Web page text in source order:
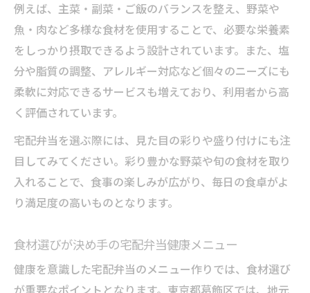
例えば、主菜・副菜・ご飯のバランスを整え、野菜や
魚・肉など多様な食材を使用することで、必要な栄養素
をしっかり摂取できるよう設計されています。また、塩
分や脂質の調整、アレルギー対応など個々のニーズにも
柔軟に対応できるサービスも増えており、利用者から高
く評価されています。
宅配弁当を選ぶ際には、見た目の彩りや盛り付けにも注
目してみてください。彩り豊かな野菜や旬の食材を取り
入れることで、食事の楽しみが広がり、毎日の食卓がよ
り満足度の高いものとなります。
食材選びが決め手の宅配弁当健康メニュー
健康を意識した宅配弁当のメニュー作りでは、食材選び